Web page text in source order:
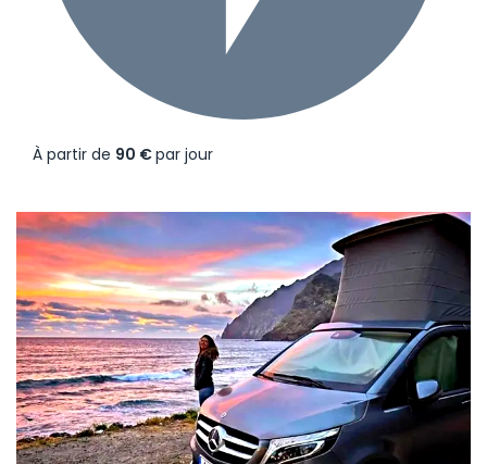
À partir de 90 €par jour